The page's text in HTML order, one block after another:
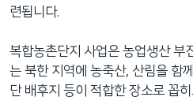
련됩니다.
복합농촌단지 사업은 농업생산 부
는 북한 지역에 농축산, 산림을 함
단 배후지 등이 적합한 장소로 꼽